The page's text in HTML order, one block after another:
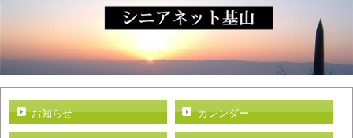
お知らせ カレンダー